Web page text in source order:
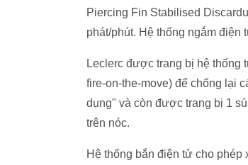
Piercing Fin Stabilised
phát/phút. Hệ thống ngắm điện
Leclerc được trang bị hệ thống
fire-on-the-move) để chống lại
dụng" và còn được trang bị 1
trên nóc.
Hệ thống bắn điện tử cho phép